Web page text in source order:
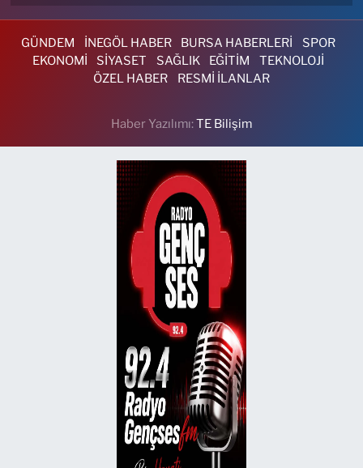
GÜNDEM İNEGÖL HABER BURSA HABERLERİ
SPOR
EKONOMİ
SİYASET SAĞLIK EĞİTİM
TEKNOLOJİ
ÖZEL HABER
RESMİ İLANLAR
Haber Yazılımı:TE Bilişim